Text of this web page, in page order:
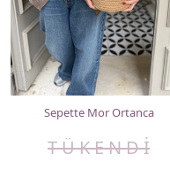
Sepette Mor Ortanca
T Ü K E N D İ